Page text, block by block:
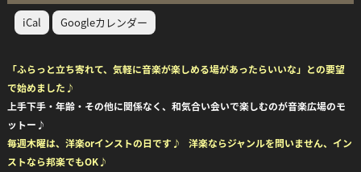
iCal Googleカレンダー
「ふらっと立ち寄れて、気軽に音楽が楽しめる場があったらいいな」との要望
で始めました♪
上手下手・年齢・その他に関係なく、和気合い会いで楽しむのが音楽広場のモ
ットー♪
毎週木曜は、洋楽orインストの日です♪ 洋楽ならジャンルを問いません、イン
ストなら邦楽でもOK♪